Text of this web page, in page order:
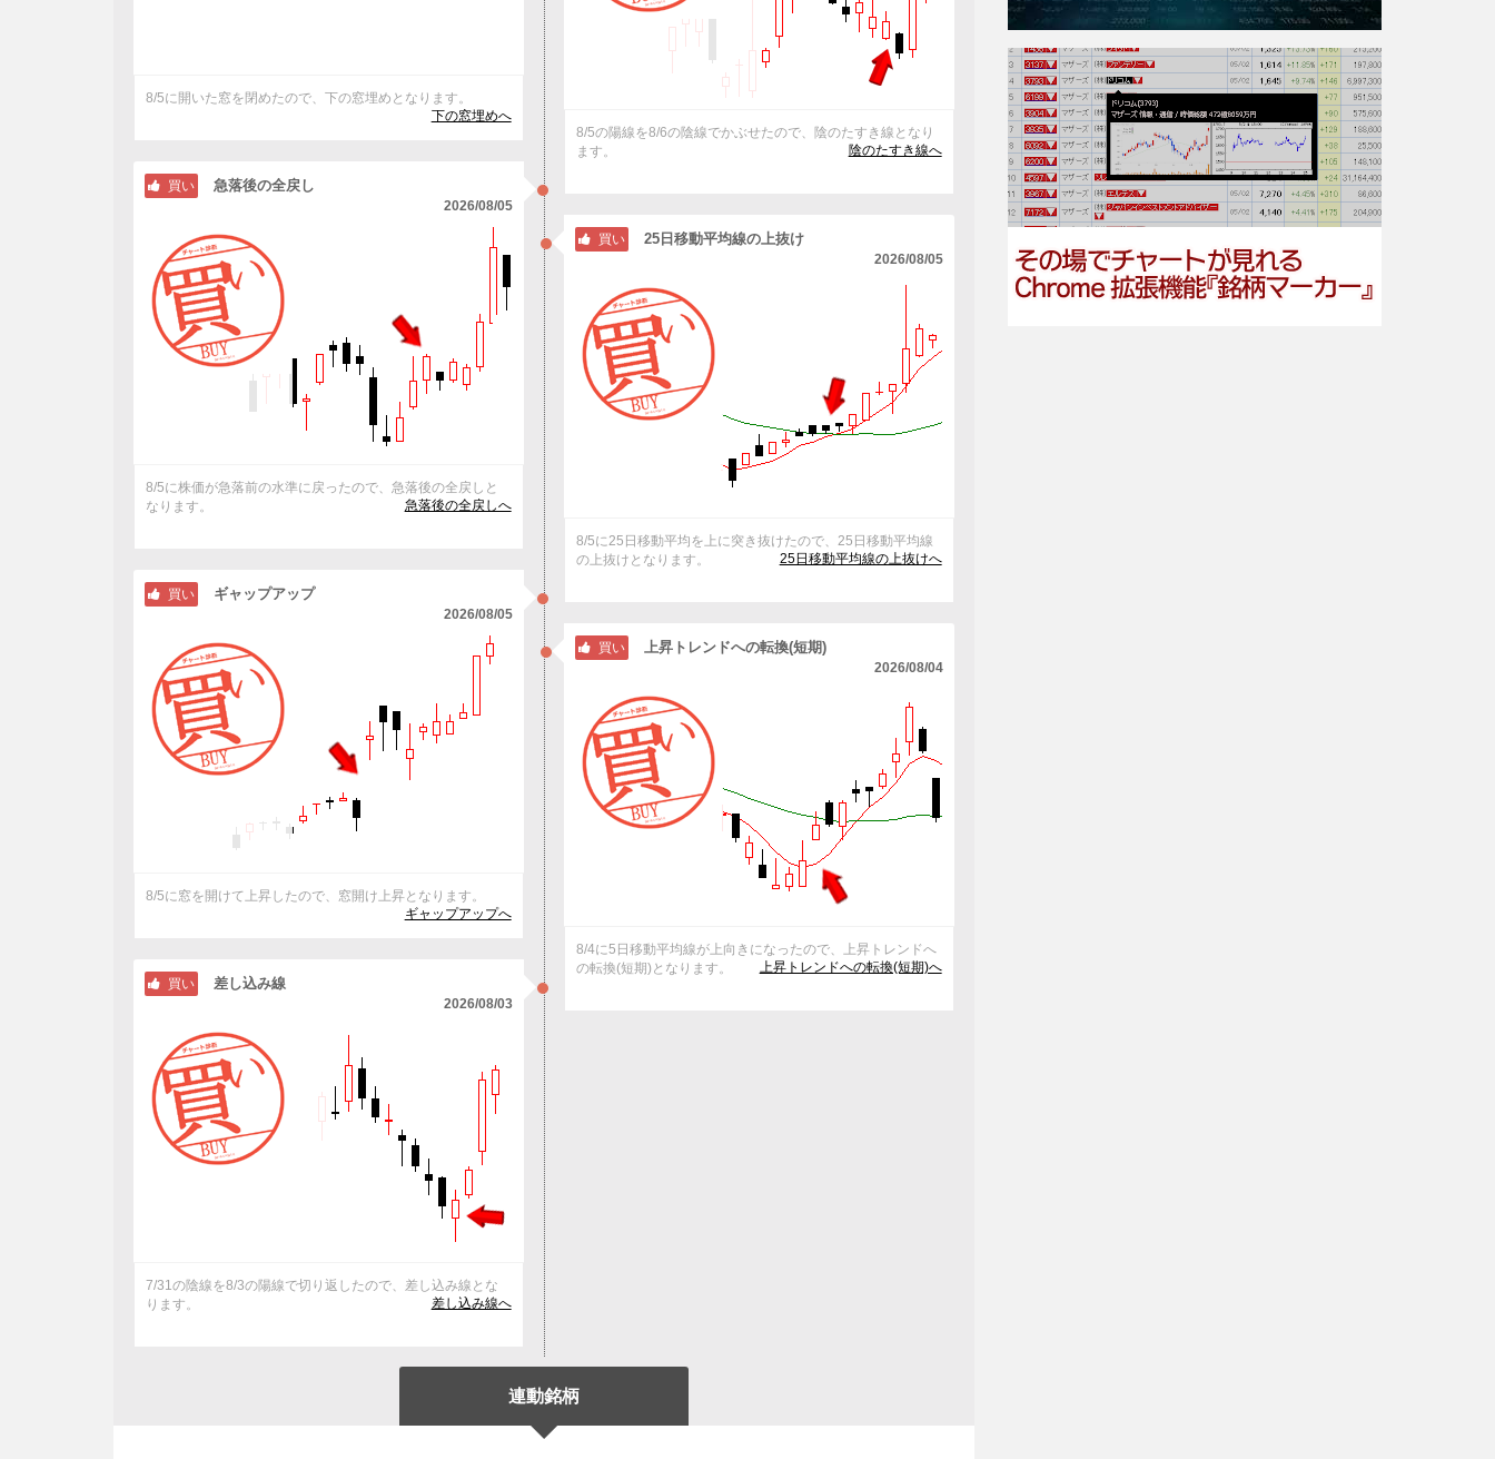
8/5に開いた窓を閉めたので、下の窓埋めとなります。
下の窓埋めへ
8/5の陽線を8/6の陰線でかぶせたので、陰のたすき線となり
ます。
陰のたすき線へ
買い 急落後の全戻し
2026/08/05
8/5に株価が急落前の水準に戻ったので、急落後の全戻しと
なります。
急落後の全戻しへ
買い 25日移動平均線の上抜け
2026/08/05
8/5に25日移動平均を上に突き抜けたので、25日移動平均線
の上抜けとなります。
25日移動平均線の上抜けへ
買い ギャップアップ
2026/08/05
8/5に窓を開けて上昇したので、窓開け上昇となります。
ギャップアップへ
買い 上昇トレンドへの転換(短期)
2026/08/04
8/4に5日移動平均線が上向きになったので、上昇トレンドへ
の転換(短期)となります。
上昇トレンドへの転換(短期)へ
買い
差し込み線
2026/08/03
7/31の陰線を8/3の陽線で切り返したので、差し込み線とな
ります。
差し込み線へ
連動銘柄